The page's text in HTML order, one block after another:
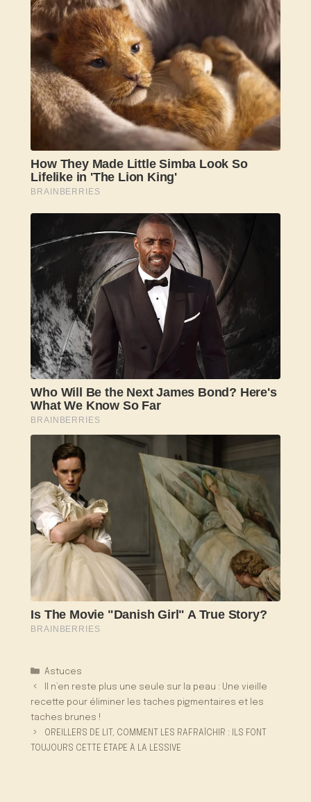
Catégories
Astuces
Il n’en reste plus une seule sur la peau : Une vieille
recette pour éliminer les taches pigmentaires et les
taches brunes !
OREILLERS DE LIT, COMMENT LES RAFRAÎCHIR : ILS FONT
TOUJOURS CETTE ÉTAPE À LA LESSIVE